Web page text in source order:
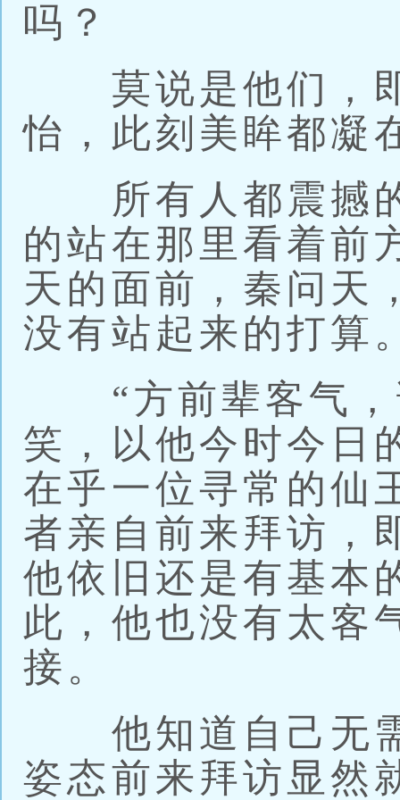
吗？
莫说是他们，即
怡，此刻美眸都凝
所有人都震撼的
的站在那里看着前
天的面前，秦问天
没有站起来的打算
“方前辈客气，
笑，以他今时今日
在乎一位寻常的仙
者亲自前来拜访，
他依旧还是有基本
此，他也没有太客
接。
他知道自己无需
姿态前来拜访显然